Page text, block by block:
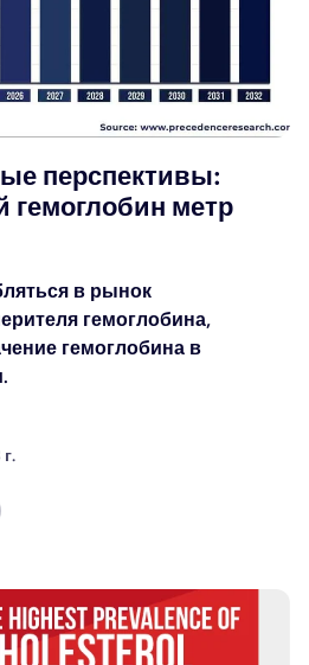
перспективы:
гемоглобин метр
в рынок
гемоглобина,
гемоглобина в